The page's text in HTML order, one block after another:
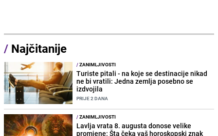
/ Najčitanije
/ZANIMLJIVOSTI
Turiste pitali - na koje se destinacije nikad
ne bi vratili: Jedna zemlja posebno se
izdvojila
PRIJE 2 DANA
/ZANIMLJIVOSTI
Lavlja vrata 8. augusta donose velike
promjene: Šta čeka vaš horoskopski znak